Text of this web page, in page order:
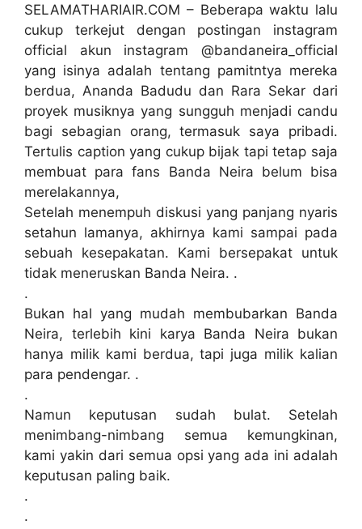
SELAMATHARIAIR.COM – Beberapa waktu lalu
cukup terkejut dengan postingan instagram
official akun instagram @bandaneira_official
yang isinya adalah tentang pamitntya mereka
berdua, Ananda Badudu dan Rara Sekar dari
proyek musiknya yang sungguh menjadi candu
bagi sebagian orang, termasuk saya pribadi.
Tertulis caption yang cukup bijak tapi tetap saja
membuat para fans Banda Neira belum bisa
merelakannya,
Setelah menempuh diskusi yang panjang nyaris
setahun lamanya, akhirnya kami sampai pada
sebuah kesepakatan. Kami bersepakat untuk
tidak meneruskan Banda Neira. .
.
Bukan hal yang mudah membubarkan Banda
Neira, terlebih kini karya Banda Neira bukan
hanya milik kami berdua, tapi juga milik kalian
para pendengar. .
.
Namun keputusan sudah bulat. Setelah
menimbang-nimbang semua kemungkinan,
kami yakin dari semua opsi yang ada ini adalah
keputusan paling baik.
.
.